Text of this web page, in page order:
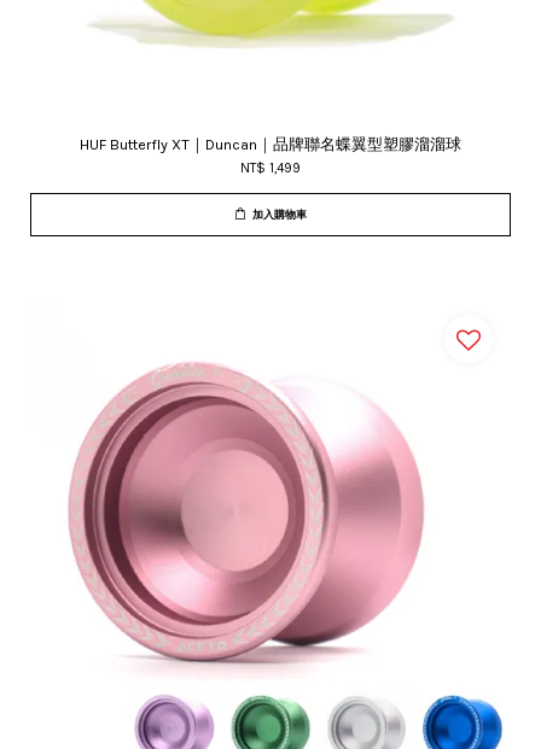
HUF Butterfly XT｜Duncan｜品牌聯名蝶翼型塑膠溜溜球
NT$ 1,499
加入購物車